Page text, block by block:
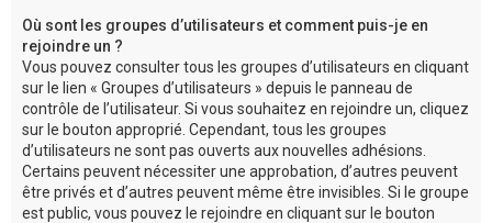
Où sont les groupes d’utilisateurs et comment puis-je en
rejoindre un ?
Vous pouvez consulter tous les groupes d’utilisateurs en cliquant
sur le lien « Groupes d’utilisateurs » depuis le panneau de
contrôle de l’utilisateur. Si vous souhaitez en rejoindre un, cliquez
sur le bouton approprié. Cependant, tous les groupes
d’utilisateurs ne sont pas ouverts aux nouvelles adhésions.
Certains peuvent nécessiter une approbation, d’autres peuvent
être privés et d’autres peuvent même être invisibles. Si le groupe
est public, vous pouvez le rejoindre en cliquant sur le bouton